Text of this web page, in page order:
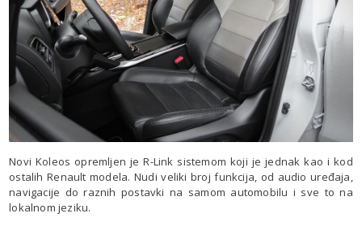
Novi Koleos opremljen je R-Link sistemom koji je jednak kao i kod
ostalih Renault modela. Nudi veliki broj funkcija, od audio uređaja,
navigacije do raznih postavki na samom automobilu i sve to na
lokalnom jeziku.